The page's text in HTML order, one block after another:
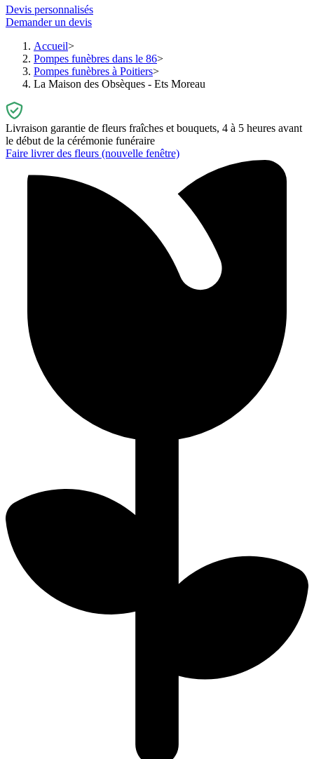
Devis personnalisés
Demander un devis
Accueil
Pompes funèbres dans le 86
Pompes funèbres à Poitiers
La Maison des Obsèques - Ets Moreau
Livraison garantie de fleurs fraîches et bouquets, 4 à 5 heures avant
le début de la cérémonie funéraire
Faire livrer des fleurs (nouvelle fenêtre)